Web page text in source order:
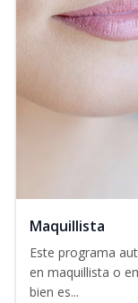
Maquillista
Este programa
en maquillista o
bien es...